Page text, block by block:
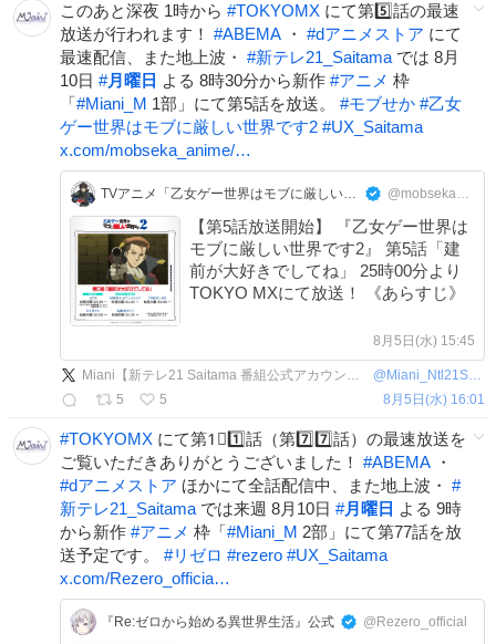
このあと深夜 1時から #TOKYOMX にて第5️⃣話の最速
放送が行われます！ #ABEMA ・ #dアニメストア にて
最速配信、また地上波・ #新テレ21_Saitama では 8月
10日 #月曜日 よる 8時30分から新作 #アニメ 枠
「#Miani_M 1部」にて第5話を放送。 #モブせか #乙女
ゲー世界はモブに厳しい世界です2 #UX_Saitama
x.com/mobseka_anime/…
TVアニメ「乙女ゲー世界はモブに厳しい世界です」公式 @mobseka_anime
【第5話放送開始】 『乙女ゲー世界は
モブに厳しい世界です2』 第5話「建
前が大好きでしてね」 25時00分より
TOKYO MXにて放送！ 《あらすじ》
8月5日(水) 15:45
Miani【新テレ21 Saitama 番組公式アカウント】 @ Miani_Ntl21Sitm
5
5 8月5日(水) 16:01
#TOKYOMX にて第1⃣1️⃣話（第7️⃣7️⃣話）の最速放送を
ご覧いただきありがとうございました！ #ABEMA ・
#dアニメストア ほかにて全話配信中、また地上波・ #
新テレ21_Saitama では来週 8月10日 #月曜日 よる 9時
から新作 #アニメ 枠「#Miani_M 2部」にて第77話を放
送予定です。 #リゼロ #rezero #UX_Saitama
x.com/Rezero_officia…
『Re:ゼロから始める異世界生活』公式 @Rezero_official